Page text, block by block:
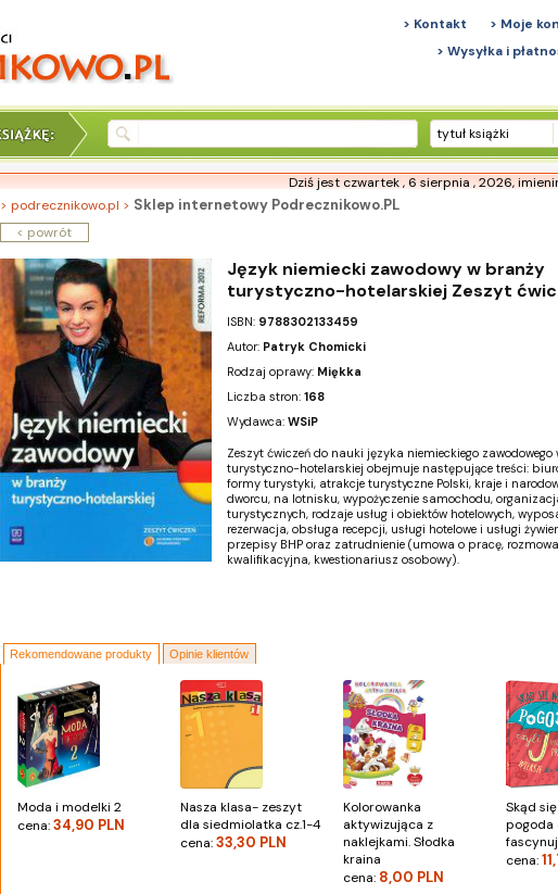
> Moje
> Kontakt
> Wysyłka i
tytuł książki
Dziś jest czwartek , 6 sierpnia , 2026,
> podrecznikowo.pl > Sklep internetowy Podrecznikowo.PL
< powrót
Język niemiecki zawodowy w branży
turystyczno-hotelarskiej Zeszyt
ISBN: 9788302133459
Autor: Patryk Chomicki
Rodzaj oprawy: Miękka
Liczba stron: 168
Wydawca: WSiP
Zeszyt ćwiczeń do nauki języka niemieckiego zawodowego
turystyczno-hotelarskiej obejmuje następujące treści:
formy turystyki, atrakcje turystyczne Polski, kraje i
dworcu, na lotnisku, wypożyczenie samochodu,
turystycznych, rodzaje usług i obiektów hotelowych,
rezerwacja, obsługa recepcji, usługi hotelowe i usługi
przepisy BHP oraz zatrudnienie (umowa o pracę, rozmowa
kwalifikacyjna, kwestionariusz osobowy).
Rekomendowane produkty Opinie klientów
Moda i modelki 2
cena:34,90 PLN
Nasza klasa- zeszyt
dla siedmiolatka cz.1-4
cena:33,30 PLN
Kolorowanka
aktywizująca z
naklejkami. Słodka
kraina
cena: 8,00 PLN
Skąd
pogoda
cena: